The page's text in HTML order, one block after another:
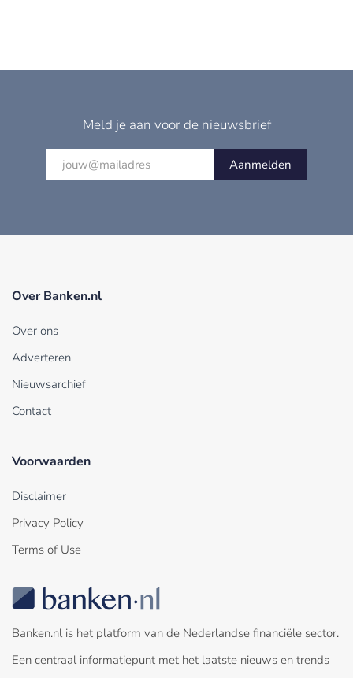
Meld je aan voor de nieuwsbrief
Aanmelden
Over Banken.nl
Over ons
Adverteren
Nieuwsarchief
Contact
Voorwaarden
Disclaimer
Privacy Policy
Terms of Use
Banken.nl is het platform van de Nederlandse financiële sector.
Een centraal informatiepunt met het laatste nieuws en trends